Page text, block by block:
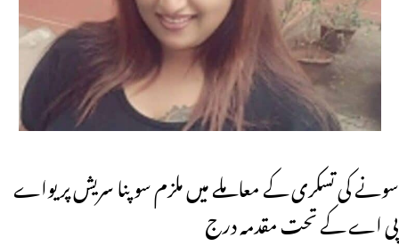
سونے کی تسکری کے معاملے میں ملزم سوپنا سریش پر یواے
پی اے کے تحت مقدمہ درج